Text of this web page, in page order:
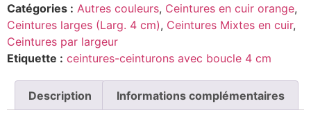
Catégories : Autres couleurs, Ceintures en cuir orange,
Ceintures larges (Larg. 4 cm), Ceintures Mixtes en cuir,
Ceintures par largeur
Etiquette : ceintures-ceinturons avec boucle 4 cm
Description Informations complémentaires